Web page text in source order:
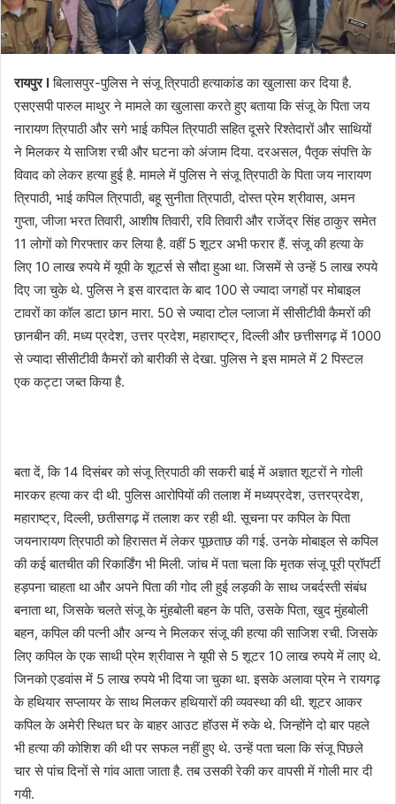
रायपुर Iबिलासपुर-पुलिस ने संजू त्रिपाठी हत्याकांड का खुलासा कर दिया है.
एसएसपी पारुल माथुर ने मामले का खुलासा करते हुए बताया कि संजू के पिता जय
नारायण त्रिपाठी और सगे भाई कपिल त्रिपाठी सहित दूसरे रिश्तेदारों और साथियों
ने मिलकर ये साजिश रची और घटना को अंजाम दिया. दरअसल, पैतृक संपत्ति के
विवाद को लेकर हत्या हुई है. मामले में पुलिस ने संजू त्रिपाठी के पिता जय नारायण
त्रिपाठी, भाई कपिल त्रिपाठी, बहू सुनीता त्रिपाठी, दोस्त प्रेम श्रीवास, अमन
गुप्ता, जीजा भरत तिवारी, आशीष तिवारी, रवि तिवारी और राजेंद्र सिंह ठाकुर समेत
11 लोगों को गिरफ्तार कर लिया है. वहीं 5 शूटर अभी फरार हैं. संजू की हत्या के
लिए 10 लाख रुपये में यूपी के शूटर्स से सौदा हुआ था. जिसमें से उन्हें 5 लाख रुपये
दिए जा चुके थे. पुलिस ने इस वारदात के बाद 100 से ज्यादा जगहों पर मोबाइल
टावरों का कॉल डाटा छान मारा. 50 से ज्यादा टोल प्लाजा में सीसीटीवी कैमरों की
छानबीन की. मध्य प्रदेश, उत्तर प्रदेश, महाराष्ट्र, दिल्ली और छत्तीसगढ़ में 1000
से ज्यादा सीसीटीवी कैमरों को बारीकी से देखा. पुलिस ने इस मामले में 2 पिस्टल
एक कट्टा जब्त किया है.
बता दें, कि 14 दिसंबर को संजू त्रिपाठी की सकरी बाई में अज्ञात शूटरों ने गोली
मारकर हत्या कर दी थी. पुलिस आरोपियों की तलाश में मध्यप्रदेश, उत्तरप्रदेश,
महाराष्ट्र, दिल्ली, छतीसगढ़ में तलाश कर रही थी. सूचना पर कपिल के पिता
जयनारायण त्रिपाठी को हिरासत में लेकर पूछताछ की गई. उनके मोबाइल से कपिल
की कई बातचीत की रिकार्डिंग भी मिली. जांच में पता चला कि मृतक संजू पूरी प्रॉपर्टी
हड़पना चाहता था और अपने पिता की गोद ली हुई लड़की के साथ जबर्दस्ती संबंध
बनाता था, जिसके चलते संजू के मुंहबोली बहन के पति, उसके पिता, खुद मुंहबोली
बहन, कपिल की पत्नी और अन्य ने मिलकर संजू की हत्या की साजिश रची. जिसके
लिए कपिल के एक साथी प्रेम श्रीवास ने यूपी से 5 शूटर 10 लाख रुपये में लाए थे.
जिनको एडवांस में 5 लाख रुपये भी दिया जा चुका था. इसके अलावा प्रेम ने रायगढ़
के हथियार सप्लायर के साथ मिलकर हथियारों की व्यवस्था की थी. शूटर आकर
कपिल के अमेरी स्थित घर के बाहर आउट हॉउस में रुके थे. जिन्होंने दो बार पहले
भी हत्या की कोशिश की थी पर सफल नहीं हुए थे. उन्हें पता चला कि संजू पिछले
चार से पांच दिनों से गांव आता जाता है. तब उसकी रेकी कर वापसी में गोली मार दी
गयी.